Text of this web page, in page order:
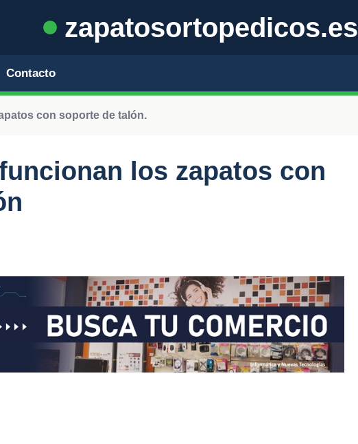
zapatosortopedicos.es
Contacto
con soporte de talón.
los zapatos con